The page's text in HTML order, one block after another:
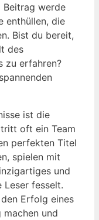
Beitrag werde
enthüllen, die
Bist du bereit,
des
zu erfahren?
ist die
oft ein Team
perfekten Titel
spielen mit
und
Leser fesselt.
Erfolg eines
machen und